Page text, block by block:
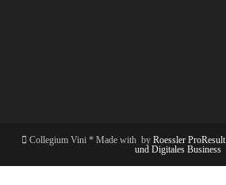
Collegium Vini * Made with by Roessler
und Digitales Business